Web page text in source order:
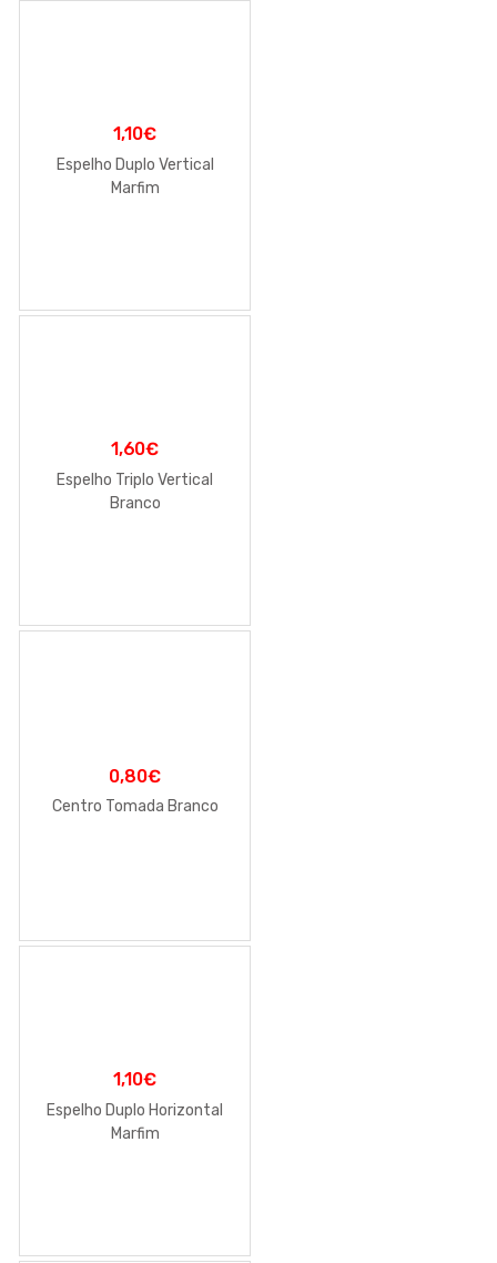
1,10€
Espelho Duplo Vertical
Marfim
1,60€
Espelho Triplo Vertical
Branco
0,80€
Centro Tomada Branco
1,10€
Espelho Duplo Horizontal
Marfim